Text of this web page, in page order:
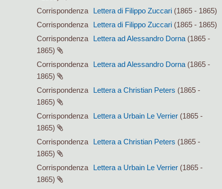
Corrispondenza
Lettera di Filippo Zuccari (1865 - 1865)
Corrispondenza
Lettera di Filippo Zuccari (1865 - 1865)
Corrispondenza
Lettera ad Alessandro Dorna (1865 -
1865)
Corrispondenza
Lettera ad Alessandro Dorna (1865 -
1865)
Corrispondenza
Lettera a Christian Peters (1865 -
1865)
Corrispondenza
Lettera a Urbain Le Verrier (1865 -
1865)
Corrispondenza
Lettera a Christian Peters (1865 -
1865)
Corrispondenza
Lettera a Urbain Le Verrier (1865 -
1865)